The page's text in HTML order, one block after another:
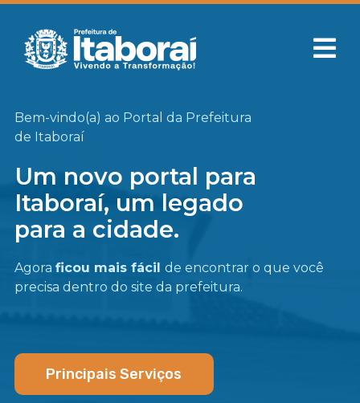
Bem-vindo(a) ao Portal da Prefeitura
de Itaboraí
Um novo portal para
Itaboraí, um legado
para a cidade.
Agora ficou mais fácil de encontrar o que você
precisa dentro do site da prefeitura.
Principais Serviços